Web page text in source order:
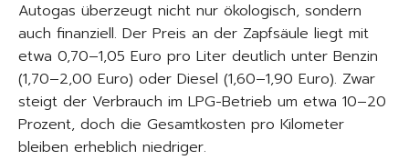
Autogas überzeugt nicht nur ökologisch, sondern
auch finanziell. Der Preis an der Zapfsäule liegt mit
etwa 0,70–1,05 Euro pro Liter deutlich unter Benzin
(1,70–2,00 Euro) oder Diesel (1,60–1,90 Euro). Zwar
steigt der Verbrauch im LPG-Betrieb um etwa 10–20
Prozent, doch die Gesamtkosten pro Kilometer
bleiben erheblich niedriger.